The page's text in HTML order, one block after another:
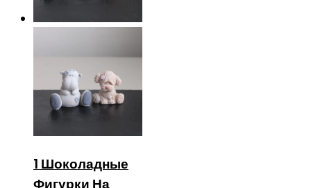
1 Шоколадные
Фигурки На